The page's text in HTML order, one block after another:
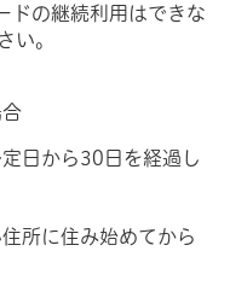
ドの継続利用はできな
い。
日から30日を経過し
所に住み始めてから